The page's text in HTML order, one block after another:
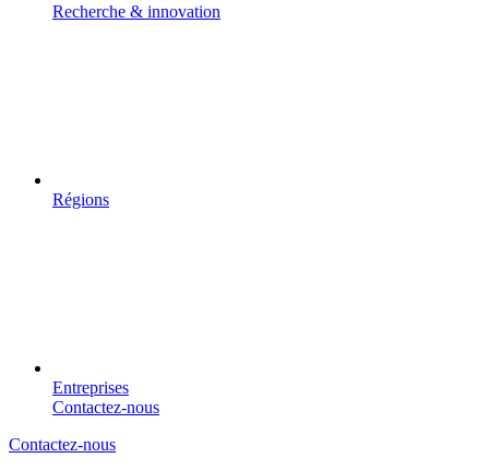
Recherche & innovation
Régions
Entreprises
Contactez-nous
Contactez-nous